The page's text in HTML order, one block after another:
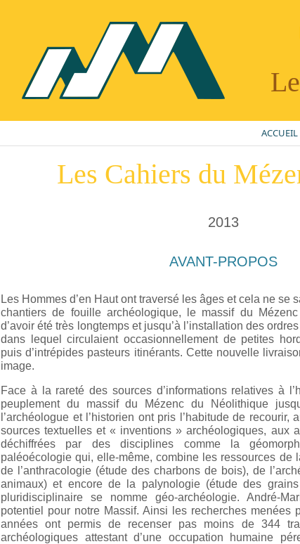
ACCUEIL
Les Cahiers du
2013
AVANT-PROPOS
Les Hommes d’en Haut ont traversé les âges et cela ne se
chantiers de fouille archéologique, le massif du
d’avoir été très longtemps et jusqu’à l’installation des
dans lequel circulaient occasionnellement de petites
puis d’intrépides pasteurs itinérants. Cette nouvelle
image.
Face à la rareté des sources d’informations relatives à
peuplement du massif du Mézenc du Néolithique
l’archéologue et l’historien ont pris l’habitude de recourir,
sources textuelles et « inventions » archéologiques, aux
déchiffrées par des disciplines comme la
paléoécologie qui, elle-même, combine les ressources de
de l’anthracologie (étude des charbons de bois), de
animaux) et encore de la palynologie (étude des
pluridisciplinaire se nomme géo-archéologie. André-
potentiel pour notre Massif. Ainsi les recherches menées
années ont permis de recenser pas moins de 344
archéologiques attestant d’une occupation humaine